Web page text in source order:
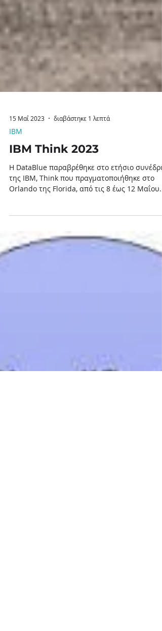
15 Μαΐ 2023 διαβάστηκε 1 λεπτά
IBM
Η DataBlue παραβρέθηκε στο ετήσιο συνέδριο
Orlando της Florida, από τις 8 έως 12 Μαΐου.
Σκοπός...